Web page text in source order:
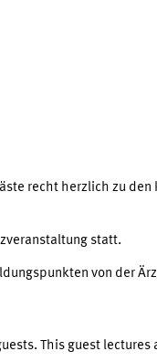
recht herzlich zu den
statt.
von der
This guest lectures